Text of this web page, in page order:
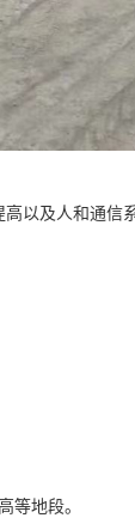
以及人和通信
等地段。